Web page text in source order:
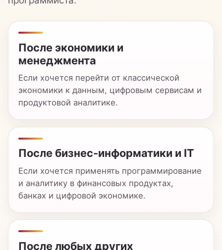
экономики к данным, цифровым сервисам и
продуктовой аналитике.
После бизнес-информатики и IT
Если хочется применять программирование
и аналитику в финансовых продуктах,
банках и цифровой экономике.
После любых других
направлений
Если бакалавриат был в другой сфере, но
есть желание освоить работу с данными,